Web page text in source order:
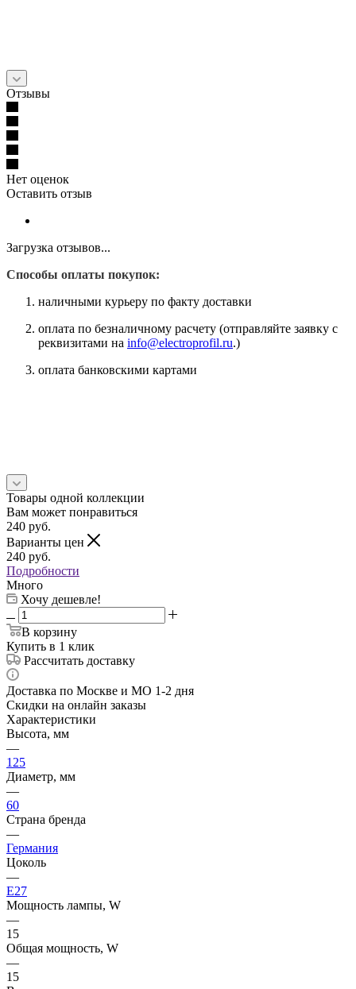
Отзывы
Нет оценок
Оставить отзыв
Загрузка отзывов...
Способы оплаты покупок:
наличными курьеру по факту доставки
оплата по безналичному расчету (отправляйте заявку с
реквизитами на info@electroprofil.ru.)
оплата банковскими картами
Товары одной коллекции
Вам может понравиться
240 руб.
Варианты цен
240 руб.
Подробности
Много
Хочу дешевле!
В корзину
Купить в 1 клик
Рассчитать доставку
Доставка по Москве и МО 1-2 дня
Скидки на онлайн заказы
Характеристики
Высота, мм
—
125
Диаметр, мм
—
60
Страна бренда
—
Германия
Цоколь
—
E27
Мощность лампы, W
—
15
Общая мощность, W
—
15